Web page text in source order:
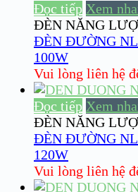
Đọc tiếp Xem
ĐÈN NĂNG
ĐÈN ĐƯỜNG
100W
Vui lòng liên hệ
Đọc tiếp Xem
ĐÈN NĂNG
ĐÈN ĐƯỜNG
120W
Vui lòng liên hệ